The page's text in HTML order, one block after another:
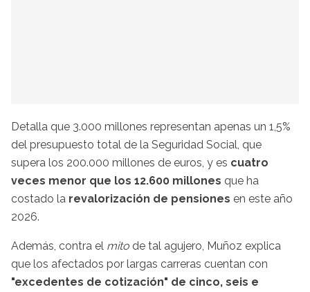
Detalla que 3.000 millones representan apenas un 1,5%
del presupuesto total de la Seguridad Social, que
supera los 200.000 millones de euros, y es cuatro
veces menor que los 12.600 millones que ha
costado la revalorización de pensiones en este año
2026.
Además, contra el mito de tal agujero, Muñoz explica
que los afectados por largas carreras cuentan con
"excedentes de cotización" de cinco, seis e